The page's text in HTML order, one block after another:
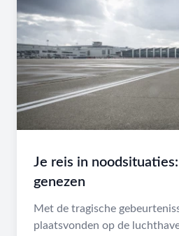
Je reis in
genezen
Met de tragische
plaatsvonden op de